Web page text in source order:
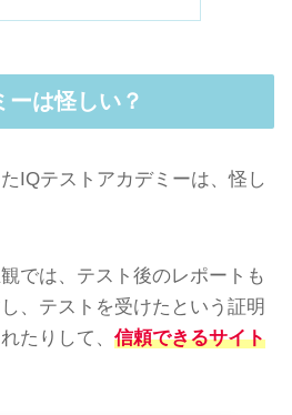
ーは怪しい？
IQテストアカデミーは、怪し
では、テスト後のレポートも
、テストを受けたという証明
たりして、 信頼できるサイト